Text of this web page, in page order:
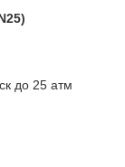
до 25 атм